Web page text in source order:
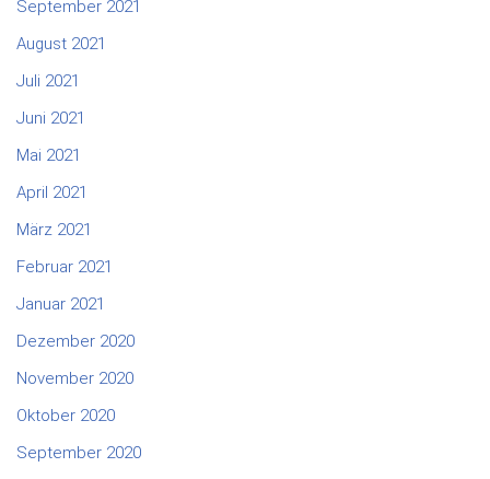
September 2021
August 2021
Juli 2021
Juni 2021
Mai 2021
April 2021
März 2021
Februar 2021
Januar 2021
Dezember 2020
November 2020
Oktober 2020
September 2020